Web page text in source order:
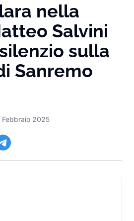
nella
Salvini
sulla
Sanremo
Febbraio 2025